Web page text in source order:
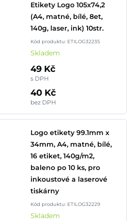
Etikety Logo 105x74,2
(A4, matné, bílé, 8et,
140g, laser, ink) 10str.
Kód produktu: ETILOG32235
Skladem
49 Kč
s DPH
40 Kč
bez DPH
Logo etikety 99.1mm x
34mm, A4, matné, bílé,
16 etiket, 140g/m2,
baleno po 10 ks, pro
inkoustové a laserové
tiskárny
Kód produktu: ETILOG32229
Skladem